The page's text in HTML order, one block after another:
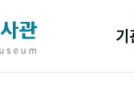
기